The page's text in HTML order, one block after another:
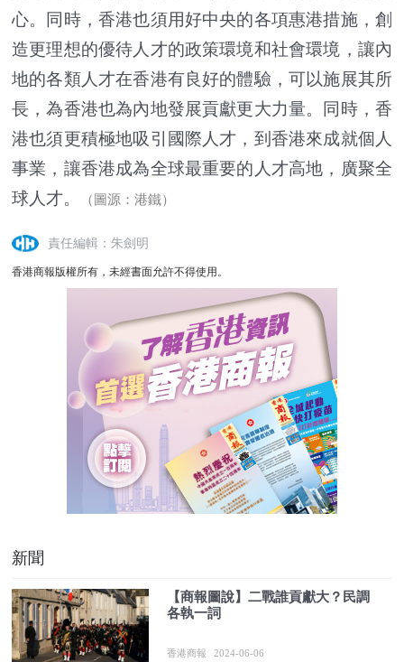
心。同時，香港也須用好中央的各項惠港措施，創
造更理想的優待人才的政策環境和社會環境，讓內
地的各類人才在香港有良好的體驗，可以施展其所
長，為香港也為內地發展貢獻更大力量。同時，香
港也須更積極地吸引國際人才，到香港來成就個人
事業，讓香港成為全球最重要的人才高地，廣聚全
球人才。
（圖源：港鐵）
責任編輯：朱劍明
香港商報版權所有，未經書面允許不得使用。
新聞
【商報圖說】二戰誰貢獻大？民調
各執一詞
香港商報 2024-06-06